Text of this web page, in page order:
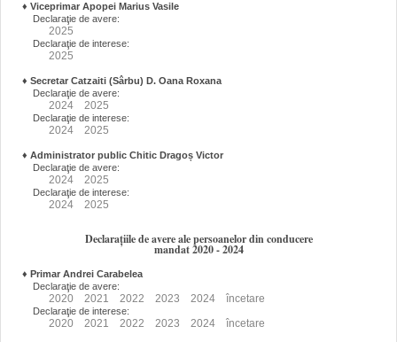
♦ Viceprimar Apopei Marius Vasile
Declaraţie de avere:
2025
Declaraţie de interese:
2025
♦ Secretar Catzaiti (Sârbu) D. Oana Roxana
Declaraţie de avere:
2024 2025
Declaraţie de interese:
2024 2025
♦ Administrator public Chitic Dragoș Victor
Declaraţie de avere:
2024 2025
Declaraţie de interese:
2024 2025
Declarațiile de avere ale persoanelor din conducere
mandat 2020 - 2024
♦ Primar Andrei Carabelea
Declaraţie de avere:
2020 2021 2022 2023 2024 încetare
Declaraţie de interese:
2020 2021 2022 2023 2024 încetare